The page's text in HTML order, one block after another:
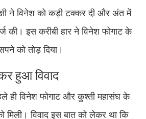
ने विनेश को कड़ी टक्कर दी और अंत में
की। इस करीबी हार ने विनेश फोगाट के
को तोड़ दिया।
हुआ विवाद
ही विनेश फोगाट और कुश्ती महासंघ के
मिली। विवाद इस बात को लेकर था कि